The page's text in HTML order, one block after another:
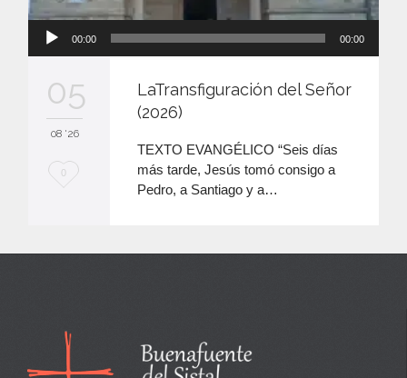
00:00 00:00
05
08 '26
M
n
0
LaTransfiguración del Señor
(2026)
TEXTO EVANGÉLICO “Seis días
más tarde, Jesús tomó consigo a
Pedro, a Santiago y a…